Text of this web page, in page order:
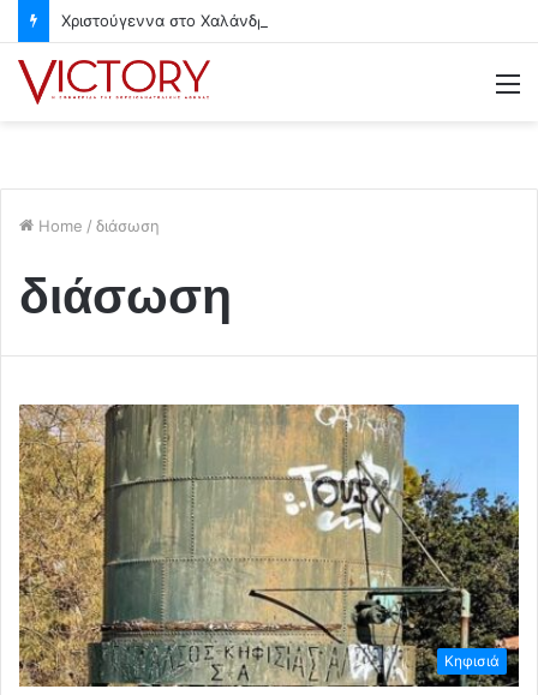
Home / διάσωση
διάσωση
Κηφισιά